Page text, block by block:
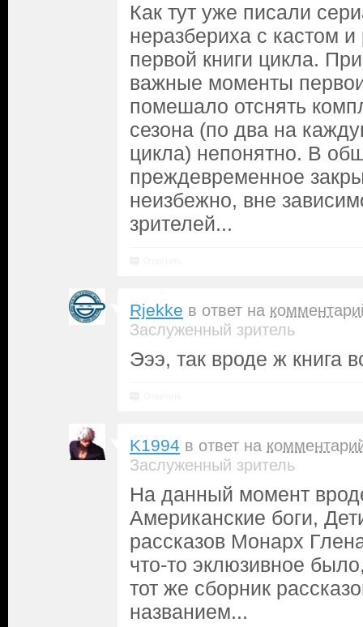
Как тут уже писали
неразбериха с кастом и
первой книги цикла.
важные моменты
помешало отснять
сезона (по два на
цикла) непонятно. В
преждевременное
неизбежно, вне
зрителей...
Rjekke в ответ на
Заслуженный зритель
Эээ, так вроде ж книга
K1994 в ответ на
Заслуженный зритель
На данный момент
Американские боги,
рассказов Монарх
что-то эклюзивное
тот же сборник
названием...